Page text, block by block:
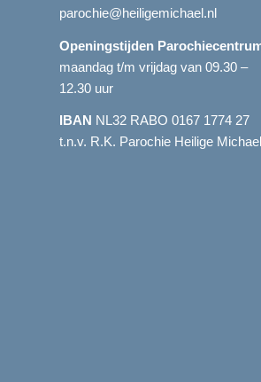
parochie@heiligemichael.nl
Openingstijden
maandag t/m vrijdag van 09.30 –
12.30 uur
IBAN NL32 RABO 0167 1774 27
t.n.v. R.K. Parochie Heilige Michael